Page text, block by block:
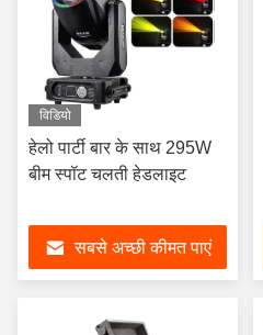
विडियो
हेलो पार्टी बार के साथ 295W
बीम स्पॉट चलती हेडलाइट
सबसे अच्छी कीमत पाएं